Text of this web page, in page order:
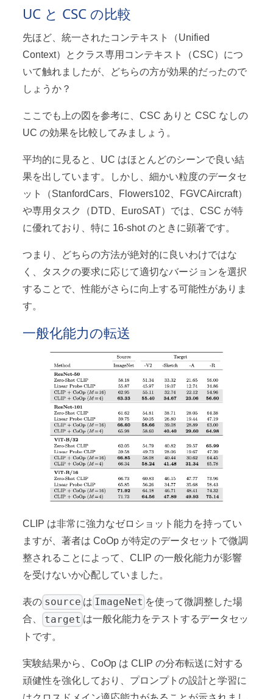
UC と CSC の比較
先ほど、統一されたコンテキスト（Unified
Context）とクラス専用コンテキスト（CSC）につ
いて触れましたが、どちらの方が効果的だったので
しょうか？
ここでも上の図を参考に、CSC ありと CSC なしの
UC の効果を比較してみましょう。
平均的に見ると、UC はほとんどのシーンで良い結
果を出しています。しかし、細かい粒度のデータセ
ット（StanfordCars、Flowers102、FGVCAircraft）
や専用タスク（DTD、EuroSAT）では、CSC が特
に優れており、特に 16-shot のときに顕著です。
つまり、どちらの方法が絶対的に良いわけではな
く、タスクの要求に応じて適切なバージョンを選択
することで、性能がさらに向上する可能性がありま
す。
一般化能力の転送
CLIP は非常に強力なゼロショット能力を持ってい
ますが、著者は CoOp が特定のデータセットで微調
整されることによって、CLIP の一般化能力が影響
を受けないか心配していました。
表の source は ImageNet を使って微調整した場
合、
target は一般化能力をテストするデータセッ
トです。
実験結果から、CoOp は CLIP の分布転送に対する
頑健性を強化しており、プロンプトの設計と学習に